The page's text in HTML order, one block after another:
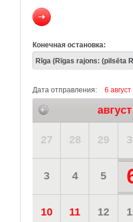
Конечная остановка:
Дата отправления: 6
27 28 29
3 4 5
10 11 12